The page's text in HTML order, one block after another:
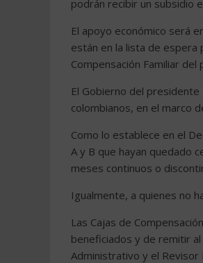
podrán recibir un subsidio
El apoyo económico será
están en la lista de espera
Compensación Familiar del
El Gobierno del
colombianos, en el marco
Como lo establece en el
A y B que hayan quedado
meses continuos o
Igualmente, a quienes no
Las Cajas de
beneficiados y de remitir
Administrativo y el Revisor